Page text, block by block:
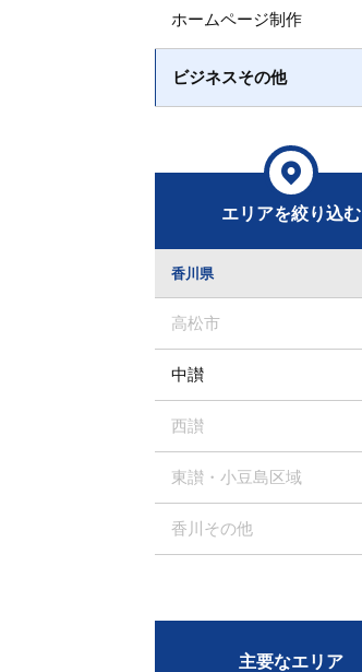
ホームページ制作
ビジネスその他
エリアを絞り込む
香川県
高松市
中讃
西讃
東讃・小豆島区域
香川その他
主要なエリア